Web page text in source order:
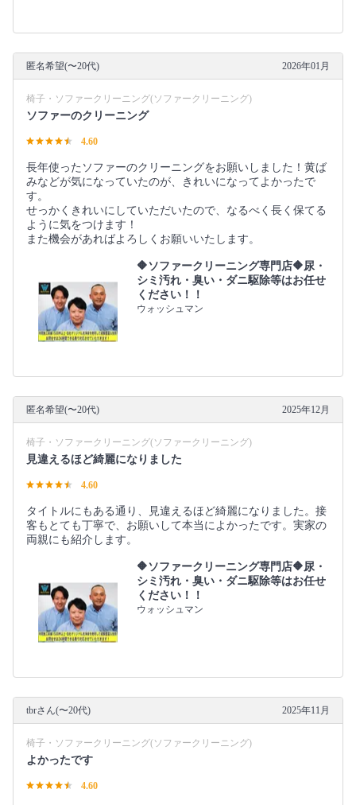
匿名希望(〜20代) 2026年01月
椅子・ソファークリーニング(ソファークリーニング)
ソファーのクリーニング
4.60
長年使ったソファーのクリーニングをお願いしました！黄ば
みなどが気になっていたのが、きれいになってよかったで
す。
せっかくきれいにしていただいたので、なるべく長く保てる
ように気をつけます！
また機会があればよろしくお願いいたします。
🔶ソファークリーニング専門店🔶尿・
シミ汚れ・臭い・ダニ駆除等はお任せ
ください！！
ウォッシュマン
匿名希望(〜20代) 2025年12月
椅子・ソファークリーニング(ソファークリーニング)
見違えるほど綺麗になりました
4.60
タイトルにもある通り、見違えるほど綺麗になりました。接
客もとても丁寧で、お願いして本当によかったです。実家の
両親にも紹介します。
🔶ソファークリーニング専門店🔶尿・
シミ汚れ・臭い・ダニ駆除等はお任せ
ください！！
ウォッシュマン
tbrさん(〜20代) 2025年11月
椅子・ソファークリーニング(ソファークリーニング)
よかったです
4.60